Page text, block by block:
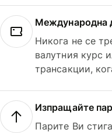
Международна
Никога не се
валутния курс
трансакции,
Изпращайте
Парите Ви